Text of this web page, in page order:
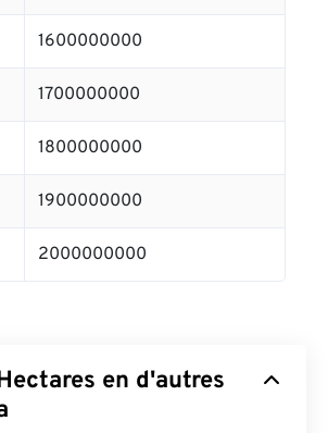
1600000000
1700000000
1800000000
1900000000
2000000000
en d'autres